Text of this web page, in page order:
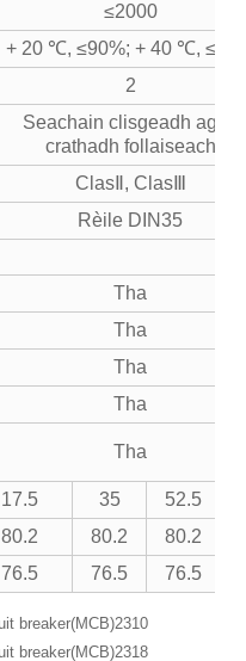
≤2000
+ 20 ℃, ≤90%; + 40 ℃, ≤50%
2
Seachain clisgeadh agus
crathadh follaiseach
ClasⅡ, ClasⅢ
Rèile DIN35
Tha
Tha
Tha
Tha
Tha
17.5 35 52.5
80.2 80.2 80.2
76.5 76.5 76.5